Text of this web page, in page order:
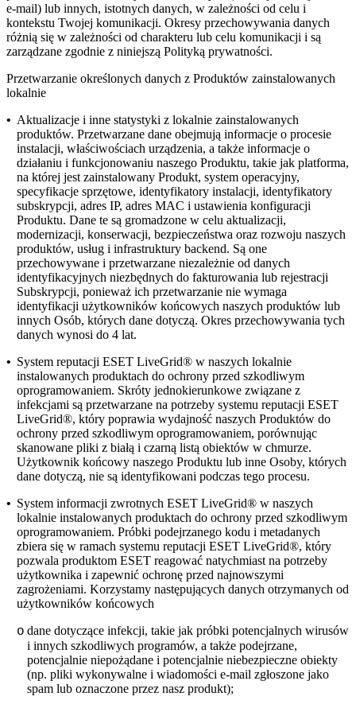
e-mail) lub innych, istotnych danych, w zależności od celu i
kontekstu Twojej komunikacji. Okresy przechowywania danych
różnią się w zależności od charakteru lub celu komunikacji i są
zarządzane zgodnie z niniejszą Polityką prywatności.
Przetwarzanie określonych danych z Produktów zainstalowanych
lokalnie
• Aktualizacje i inne statystyki z lokalnie zainstalowanych
produktów. Przetwarzane dane obejmują informacje o procesie
instalacji, właściwościach urządzenia, a także informacje o
działaniu i funkcjonowaniu naszego Produktu, takie jak platforma,
na której jest zainstalowany Produkt, system operacyjny,
specyfikacje sprzętowe, identyfikatory instalacji, identyfikatory
subskrypcji, adres IP, adres MAC i ustawienia konfiguracji
Produktu. Dane te są gromadzone w celu aktualizacji,
modernizacji, konserwacji, bezpieczeństwa oraz rozwoju naszych
produktów, usług i infrastruktury backend. Są one
przechowywane i przetwarzane niezależnie od danych
identyfikacyjnych niezbędnych do fakturowania lub rejestracji
Subskrypcji, ponieważ ich przetwarzanie nie wymaga
identyfikacji użytkowników końcowych naszych produktów lub
innych Osób, których dane dotyczą. Okres przechowywania tych
danych wynosi do 4 lat.
• System reputacji ESET LiveGrid® w naszych lokalnie
instalowanych produktach do ochrony przed szkodliwym
oprogramowaniem. Skróty jednokierunkowe związane z
infekcjami są przetwarzane na potrzeby systemu reputacji ESET
LiveGrid®, który poprawia wydajność naszych Produktów do
ochrony przed szkodliwym oprogramowaniem, porównując
skanowane pliki z białą i czarną listą obiektów w chmurze.
Użytkownik końcowy naszego Produktu lub inne Osoby, których
dane dotyczą, nie są identyfikowani podczas tego procesu.
• System informacji zwrotnych ESET LiveGrid® w naszych
lokalnie instalowanych produktach do ochrony przed szkodliwym
oprogramowaniem. Próbki podejrzanego kodu i metadanych
zbiera się w ramach systemu reputacji ESET LiveGrid®, który
pozwala produktom ESET reagować natychmiast na potrzeby
użytkownika i zapewnić ochronę przed najnowszymi
zagrożeniami. Korzystamy następujących danych otrzymanych od
użytkowników końcowych
o dane dotyczące infekcji, takie jak próbki potencjalnych wirusów
i innych szkodliwych programów, a także podejrzane,
potencjalnie niepożądane i potencjalnie niebezpieczne obiekty
(np. pliki wykonywalne i wiadomości e-mail zgłoszone jako
spam lub oznaczone przez nasz produkt);